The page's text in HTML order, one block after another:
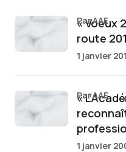
« Voeux
route
par AAE
1 janvier
«par AAE
1 janvier